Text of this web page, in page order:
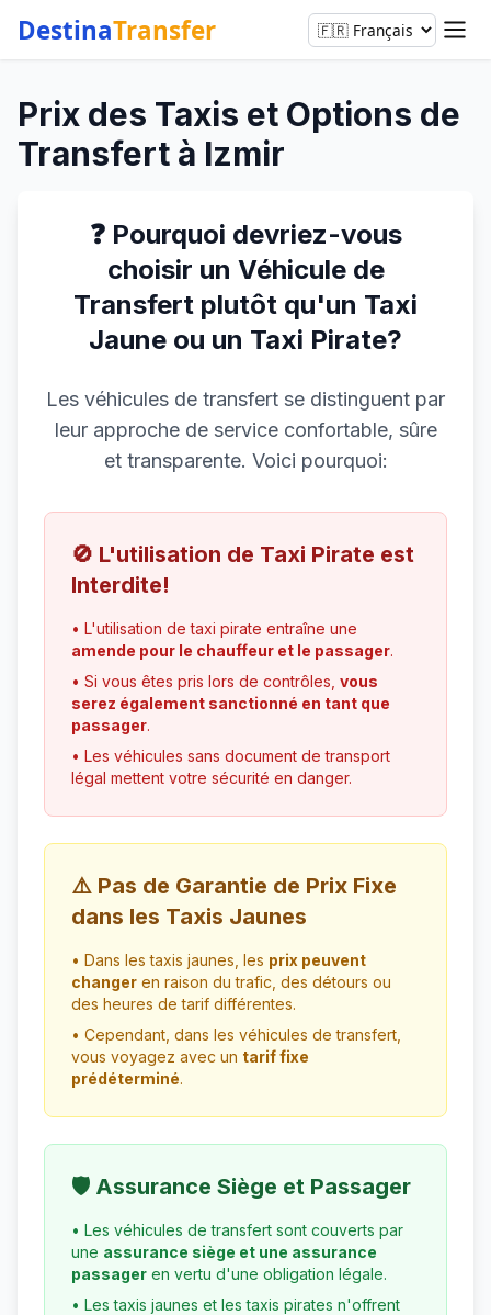
DestinaTransfer
Prix des Taxis et Options de
Transfert à Izmir
❓ Pourquoi devriez-vous
choisir un Véhicule de
Transfert plutôt qu'un Taxi
Jaune ou un Taxi Pirate?
Les véhicules de transfert se distinguent par
leur approche de service confortable, sûre
et transparente. Voici pourquoi:
🚫 L'utilisation de Taxi Pirate est
Interdite!
• L'utilisation de taxi pirate entraîne une
amende pour le chauffeur et le passager.
• Si vous êtes pris lors de contrôles, vous
serez également sanctionné en tant que
passager.
• Les véhicules sans document de transport
légal mettent votre sécurité en danger.
⚠️ Pas de Garantie de Prix Fixe
dans les Taxis Jaunes
• Dans les taxis jaunes, les prix peuvent
changer en raison du trafic, des détours ou
des heures de tarif différentes.
• Cependant, dans les véhicules de transfert,
vous voyagez avec un tarif fixe
prédéterminé.
🛡️ Assurance Siège et Passager
• Les véhicules de transfert sont couverts par
une assurance siège et une assurance
passager en vertu d'une obligation légale.
• Les taxis jaunes et les taxis pirates n'offrent